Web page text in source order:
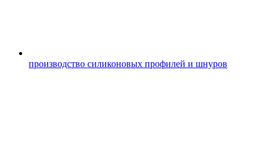
производство силиконовых профилей и шнуров